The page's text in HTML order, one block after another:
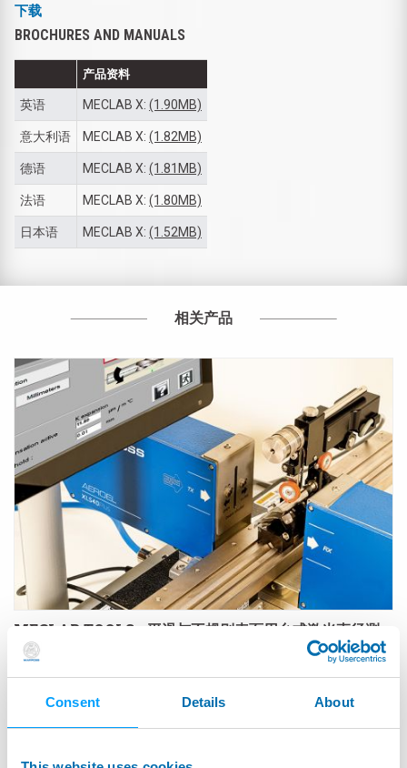
Consent Details About
下载
BROCHURES AND MANUALS
产品资料
英语 MECLAB X: (1.90MB)
意大利语 MECLAB X: (1.82MB)
德语 MECLAB X: (1.81MB)
法语 MECLAB X: (1.80MB)
日本语 MECLAB X: (1.52MB)
相关产品
MECLAB TOOLS - 平滑与不规则表面用台式激光直径测
量仪